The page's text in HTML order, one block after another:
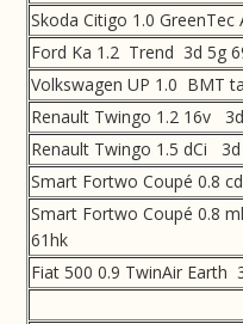
Skoda Citigo 1.0
Ford Ka 1.2 Trend 3d 5g
Volkswagen UP 1.0 BMT
Renault Twingo 1.2 16v
Renault Twingo 1.5 dCi
Smart Fortwo Coupé 0.8
Smart Fortwo Coupé 0.8
61hk
Fiat 500 0.9 TwinAir Earth